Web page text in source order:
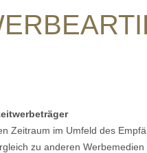
Zeitraum im Umfeld des
zu anderen